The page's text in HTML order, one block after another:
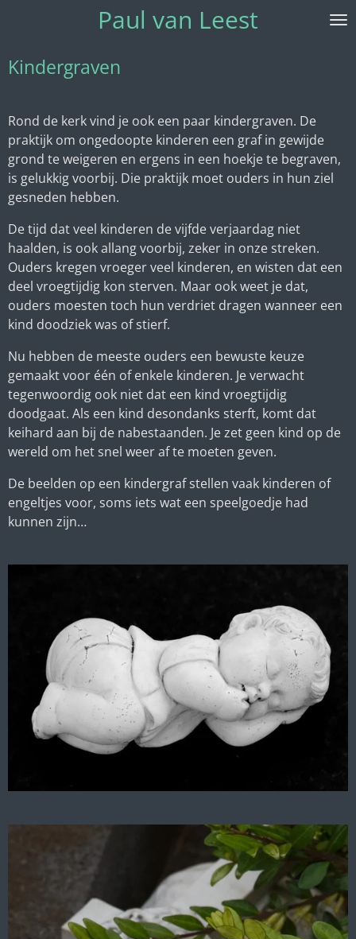
de
Paul van Leest
Kindergraven
Rond de kerk vind je ook een paar kindergraven. De
praktijk om ongedoopte kinderen een graf in gewijde
grond te weigeren en ergens in een hoekje te begraven,
is gelukkig voorbij. Die praktijk moet ouders in hun ziel
gesneden hebben.
De tijd dat veel kinderen de vijfde verjaardag niet
haalden, is ook allang voorbij, zeker in onze streken.
Ouders kregen vroeger veel kinderen, en wisten dat een
deel vroegtijdig kon sterven. Maar ook weet je dat,
ouders moesten toch hun verdriet dragen wanneer een
kind doodziek was of stierf.
Nu hebben de meeste ouders een bewuste keuze
gemaakt voor één of enkele kinderen. Je verwacht
tegenwoordig ook niet dat een kind vroegtijdig
doodgaat. Als een kind desondanks sterft, komt dat
keihard aan bij de nabestaanden. Je zet geen kind op de
wereld om het snel weer af te moeten geven.
De beelden op een kindergraf stellen vaak kinderen of
engeltjes voor, soms iets wat een speelgoedje had
kunnen zijn…